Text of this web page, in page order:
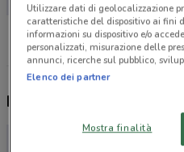
Foxy
Nuovi prodotti da provare
Utilizzare dati di geolocalizzazione
caratteristiche del dispositivo ai fini
informazioni su dispositivo e/o
personalizzati, misurazione delle
annunci, ricerche sul pubblico,
Elenco dei partner
Mostra finalità